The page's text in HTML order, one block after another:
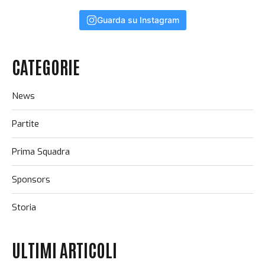
Guarda su Instagram
CATEGORIE
News
Partite
Prima Squadra
Sponsors
Storia
ULTIMI ARTICOLI